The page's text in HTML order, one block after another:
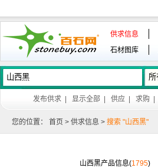
供求信息
石材图库
发布供求 显示全部 供应 求购
您的位置： 首页 > 供求信息 > 搜索 "山西黑"
山西黑产品信息(1795)